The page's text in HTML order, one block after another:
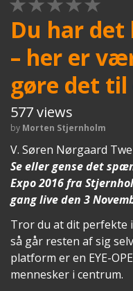
Du har det
– her er
gøre det til
577 views
by Morten Stjernholm
V. Søren Nørgaard
Se eller gense det
Expo 2016 fra
gang live den 3
Tror du at dit perfekte
så går resten af sig
platform er en EYE-
mennesker i centrum.